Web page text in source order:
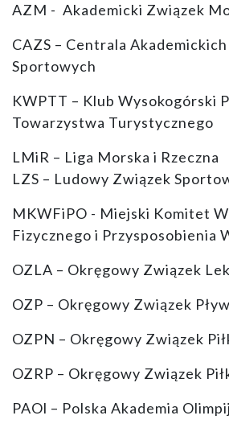
AZM - Akademicki Związek
CAZS – Centrala
Sportowych
KWPTT – Klub Wysokogórski
Towarzystwa Turystycznego
LMiR – Liga Morska i Rzeczna
LZS – Ludowy Związek
MKWFiPO - Miejski Komitet
Fizycznego i Przysposobienia
OZLA – Okręgowy Związek
OZP – Okręgowy Związek
OZPN – Okręgowy Związek
OZRP – Okręgowy Związek
PAOl – Polska Akademia